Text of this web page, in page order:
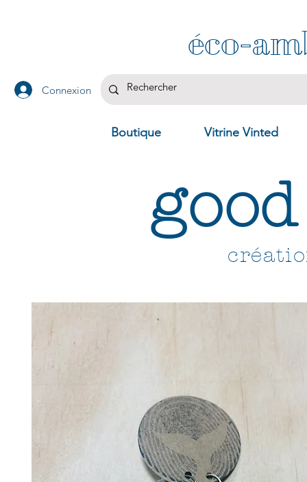
éco-
Connexion
Boutique Vitrine Vinted